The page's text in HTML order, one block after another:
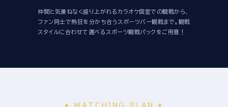
仲間と気兼ねなく盛り上がれるカラオケ個室での観戦から、
ファン同士で熱狂を分かち合うスポーツバー観戦まで。観戦
スタイルに合わせて選べるスポーツ観戦パックをご用意！